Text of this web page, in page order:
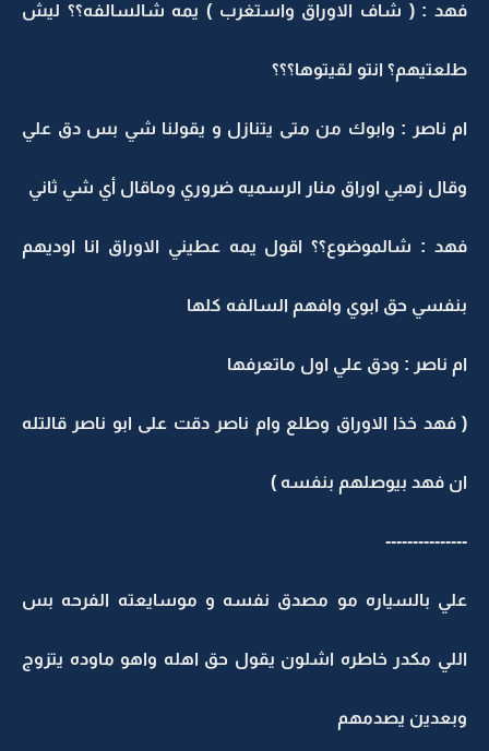
فهد : ( شاف الاوراق واستغرب ) يمه شالسالفه؟؟ ليش
طلعتيهم؟ انتو لقيتوها؟؟؟
ام ناصر : وابوك من متى يتنازل و يقولنا شي بس دق علي
وقال زهبي اوراق منار الرسميه ضروري وماقال أي شي ثاني
فهد : شالموضوع؟؟ اقول يمه عطيني الاوراق انا اوديهم
بنفسي حق ابوي وافهم السالفه كلها
ام ناصر : ودق علي اول ماتعرفها
( فهد خذا الاوراق وطلع وام ناصر دقت على ابو ناصر قالتله
ان فهد بيوصلهم بنفسه )
---------------
علي بالسياره مو مصدق نفسه و موسايعته الفرحه بس
اللي مكدر خاطره اشلون يقول حق اهله واهو ماوده يتزوج
وبعدين يصدمهم